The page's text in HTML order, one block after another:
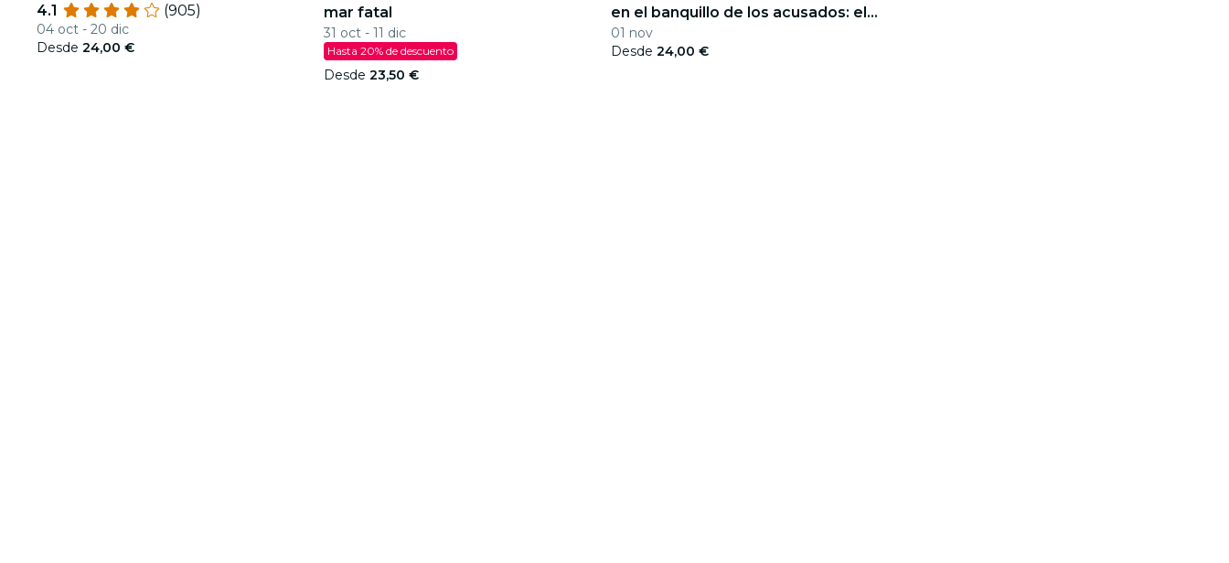
4.1
(905)
04 oct - 20 dic
Desde 24,00 €
mar fatal
31 oct - 11 dic
Hasta 20% de descuento
Desde 23,50 €
en el banquillo de los acusados: el
hombre que desafió a Dios
01 nov
Desde 24,00 €